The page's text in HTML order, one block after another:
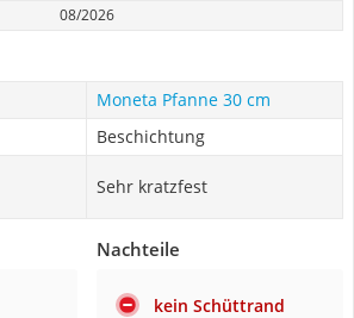
08/2026
Moneta Pfanne 30 cm
Beschichtung
Sehr kratzfest
Nachteile
kein Schüttrand